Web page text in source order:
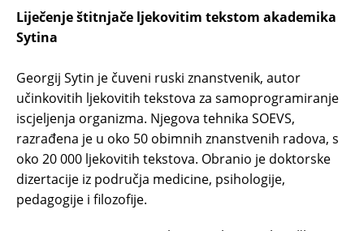
Liječenje štitnjače ljekovitim tekstom akademika
Sytina
Georgij Sytin je čuveni ruski znanstvenik, autor
učinkovitih ljekovitih tekstova za samoprogramiranje
iscjeljenja organizma. Njegova tehnika SOEVS,
razrađena je u oko 50 obimnih znanstvenih radova, s
oko 20 000 ljekovitih tekstova. Obranio je doktorske
dizertacije iz područja medicine, psihologije,
pedagogije i filozofije.